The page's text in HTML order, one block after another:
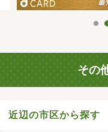
その
近辺の市区から探す